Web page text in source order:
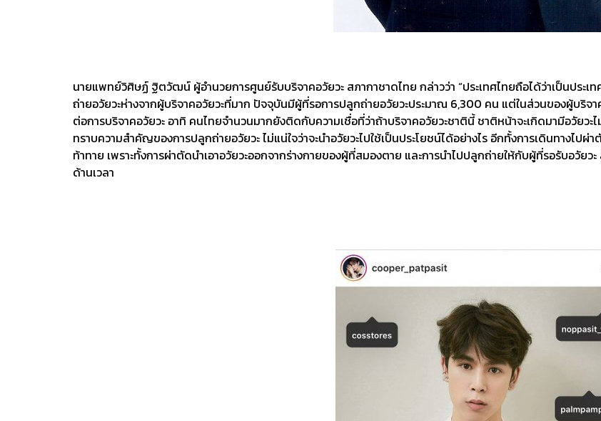
นายแพทย์วิศิษฏ์ ฐิตวัฒน์ ผู้อำนวยการศูนย์รับบริจาคอวัยวะ สภากาชาดไทย กล่าวว่า “ประเทศไทยถือได้ว่าเป็นประ
ถ่ายอวัยวะห่างจากผู้บริจาคอวัยวะที่มาก ปัจจุบันมีผู้ที่รอการปลูกถ่ายอวัยวะประมาณ 6,300 คน แต่ในส่วนของผู้บริจ
ต่อการบริจาคอวัยวะ อาทิ คนไทยจำนวนมากยังติดกับความเชื่อที่ว่าถ้าบริจาคอวัยวะชาตินี้ ชาติหน้าจะเกิดมามีอวัยวะ
ทราบความสำคัญของการปลูกถ่ายอวัยวะ ไม่แน่ใจว่าจะนำอวัยวะไปใช้เป็นประโยชน์ได้อย่างไร อีกทั้งการเดินทางไป
ท้าทาย เพราะทั้งการผ่าตัดนำเอาอวัยวะออกจากร่างกายของผู้ที่สมองตาย และการนำไปปลูกถ่ายให้กับผู้ที่รอรับอ
ด้านเวลา